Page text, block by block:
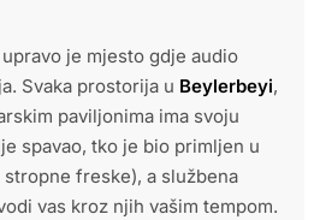
je mjesto gdje audio
Svaka prostorija u Beylerbeyi,
paviljonima ima svoju
spavao, tko je bio primljen u
freske), a službena
vas kroz njih vašim tempom.